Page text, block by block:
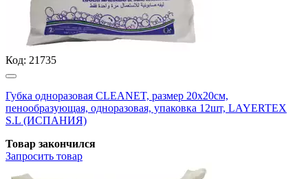
Код: 21735
Губка одноразовая CLEANET, размер 20х20см,
пенообразующая, одноразовая, упаковка 12шт, LAYERTEX
S.L (ИСПАНИЯ)
Товар закончился
Запросить товар